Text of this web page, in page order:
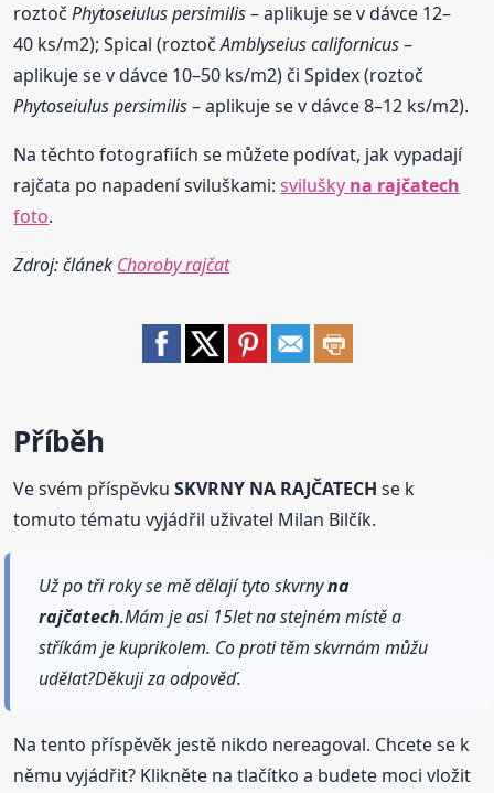
roztočPhytoseiulus persimilis– aplikuje se v dávce 12–
40 ks/m2); Spical (roztočAmblyseius californicus–
aplikuje se v dávce 10–50 ks/m2) či Spidex (roztoč
Phytoseiulus persimilis– aplikuje se v dávce 8–12 ks/m2).
Na těchto fotografiích se můžete podívat, jak vypadají
rajčata po napadení sviluškami:svilušky na rajčatech
foto.
Zdroj: článek Choroby rajčat
Příběh
Ve svém příspěvkuSKVRNY NA RAJČATECH se k
tomuto tématu vyjádřil uživatel Milan Bilčík.
Už po tři roky se mě dělají tyto skvrnyna
rajčatech.Mám je asi 15let na stejném místě a
stříkám je kuprikolem. Co proti těm skvrnám můžu
udělat?Děkuji za odpověď.
Na tento příspěvěk jestě nikdo nereagoval. Chcete se k
němu vyjádřit? Klikněte na tlačítko a budete moci vložit